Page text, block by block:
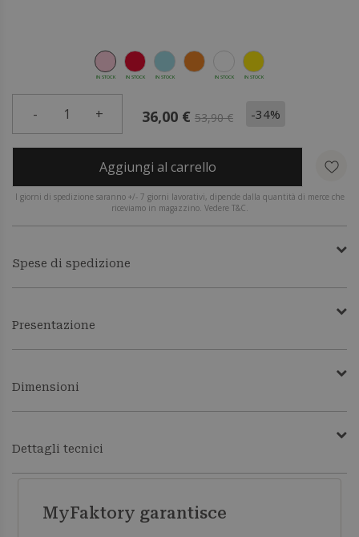
IN STOCK IN STOCK IN STOCK IN STOCK IN STOCK
- 1 + 36,00 € 53,90 € -34%
Aggiungi al carrello
I giorni di spedizione saranno +/- 7 giorni lavorativi, dipende dalla quantità di merce che
riceviamo in magazzino. Vedere T&C.
Spese di spedizione
Presentazione
Dimensioni
Dettagli tecnici
MyFaktory garantisce